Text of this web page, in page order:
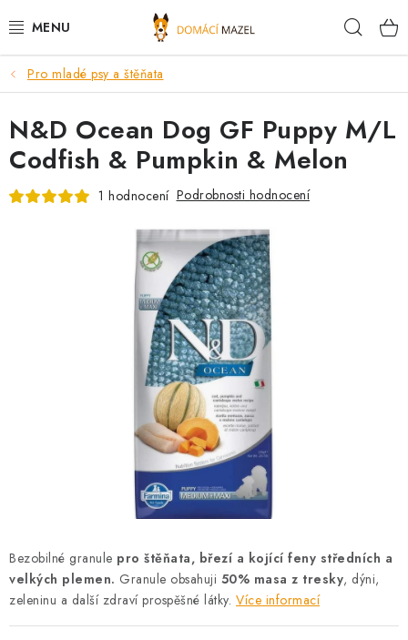
na
DOPORUČUJEME
VÝPRODEJ SKLADU
PSI
HODNOCENÍ OBCHODU
DOPRAVA PO OSTRAVĚ, HLUČÍNĚ A OKOLÍ
Pro mladé psy a štěňata
Bezobilné granule pro štěňata, březí a kojící feny středních a
velkých plemen. Granule obsahuji 50% masa z tresky, dýni,
zeleninu a další zdraví prospěšné látky. Více informací
N&D Ocean Dog GF Puppy M/L
Codfish & Pumpkin & Melon
1 hodnocení Podrobnosti hodnocení